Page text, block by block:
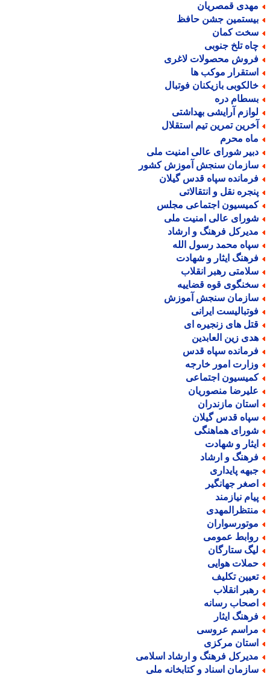
قمصریان
جشن حافظ
کمان
تلخ جنوبی
محصولات لاغری
موکب ها
بازیکنان فوتبال
دره
آرایشی بهداشتی
تمرین تیم استقلال
محرم
شورای عالی امنیت ملی
سنجش آموزش کشور
سپاه قدس گیلان
نقل و انتقالاتی
اجتماعی مجلس
عالی امنیت ملی
فرهنگ و ارشاد
محمد رسول الله
ایثار و شهادت
رهبر انقلاب
قوه قضاییه
سنجش آموزش
ایرانی
های زنجیره ای
زین العابدین
سپاه قدس
امور خارجه
اجتماعی
منصوریان
مازندران
قدس گیلان
هماهنگی
و شهادت
و ارشاد
پایداری
جهانگیر
نیازمند
عمومی
ستارگان
هوایی
تکلیف
انقلاب
رسانه
ایثار
عروسی
مرکزی
فرهنگ و ارشاد اسلامی
اسناد و کتابخانه ملی